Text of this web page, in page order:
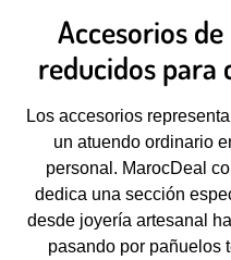
Accesorios
reducidos
Los accesorios
un atuendo ordinario
personal. MarocDeal
dedica una sección
desde joyería artesanal
pasando por pañuelos